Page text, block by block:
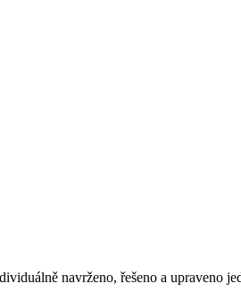
navrženo, řešeno a upraveno